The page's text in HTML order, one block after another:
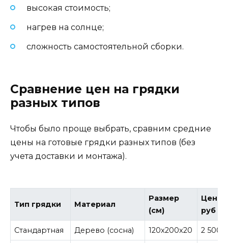
высокая стоимость;
нагрев на солнце;
сложность самостоятельной сборки.
Сравнение цен на грядки
разных типов
Чтобы было проще выбрать, сравним средние
цены на готовые грядки разных типов (без
учета доставки и монтажа).
Тип грядки Материал
Размер
(см)
Цена,
руб
Стандартная Дерево (сосна) 120x200x20 2 500